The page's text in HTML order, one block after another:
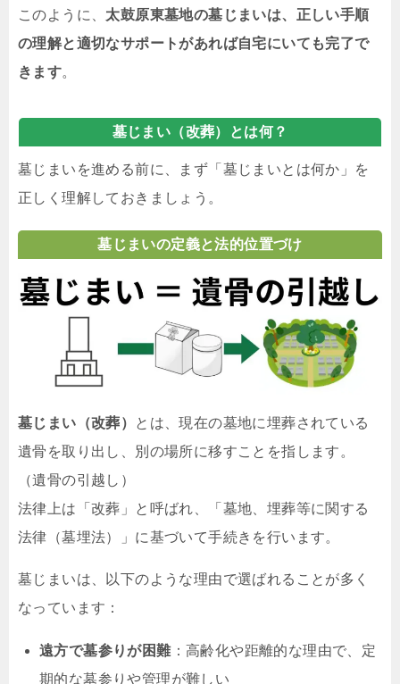
このように、 太鼓原東墓地の墓じまいは、正しい手順
の理解と適切なサポートがあれば自宅にいても完了で
きます。
墓じまい（改葬）とは何？
墓じまいを進める前に、まず「墓じまいとは何か」を
正しく理解しておきましょう。
墓じまいの定義と法的位置づけ
墓じまい（改葬）
とは、現在の墓地に埋葬されている
遺骨を取り出し、別の場所に移すことを指します。
（遺骨の引越し）
法律上は「改葬」と呼ばれ、「墓地、埋葬等に関する
法律（墓埋法）」に基づいて手続きを行います。
墓じまいは、以下のような理由で選ばれることが多く
なっています：
遠方で墓参りが困難：高齢化や距離的な理由で、定
期的な墓参りや管理が難しい